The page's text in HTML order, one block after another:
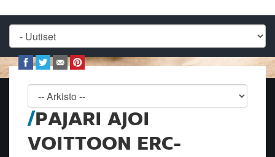
PAJARI AJOI
VOITTOON ERC-